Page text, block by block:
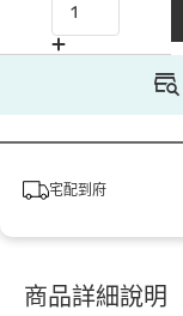
宅配到府
商品詳細說明